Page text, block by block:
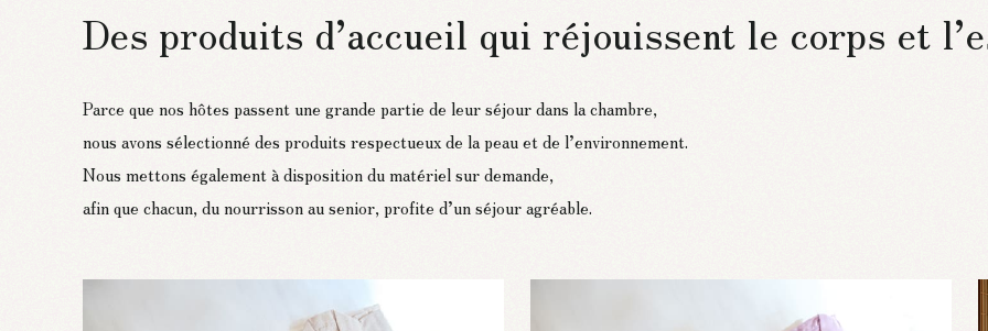
Des produits d’accueil qui réjouissent le corps et
Parce que nos hôtes passent une grande partie de leur séjour dans la chambre,
nous avons sélectionné des produits respectueux de la peau et de l’environnement.
Nous mettons également à disposition du matériel sur demande,
afin que chacun, du nourrisson au senior, profite d’un séjour agréable.